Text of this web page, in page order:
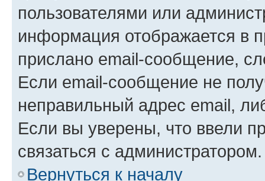
пользователями или
информация отображается в
прислано email-сообщение,
Если email-сообщение не
неправильный адрес email,
Если вы уверены, что ввели
связаться с администратором.
Вернуться к началу